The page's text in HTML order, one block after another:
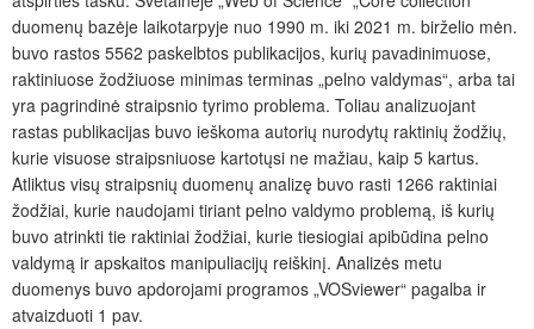
duomenų bazėje laikotarpyje nuo 1990 m. iki 2021 m. birželio mėn.
buvo rastos 5562 paskelbtos publikacijos, kurių pavadinimuose,
raktiniuose žodžiuose minimas terminas „pelno valdymas“, arba tai
yra pagrindinė straipsnio tyrimo problema. Toliau analizuojant
rastas publikacijas buvo ieškoma autorių nurodytų raktinių žodžių,
kurie visuose straipsniuose kartotųsi ne mažiau, kaip 5 kartus.
Atliktus visų straipsnių duomenų analizę buvo rasti 1266 raktiniai
žodžiai, kurie naudojami tiriant pelno valdymo problemą, iš kurių
buvo atrinkti tie raktiniai žodžiai, kurie tiesiogiai apibūdina pelno
valdymą ir apskaitos manipuliacijų reiškinį. Analizės metu
duomenys buvo apdorojami programos „VOSviewer“ pagalba ir
atvaizduoti 1 pav.